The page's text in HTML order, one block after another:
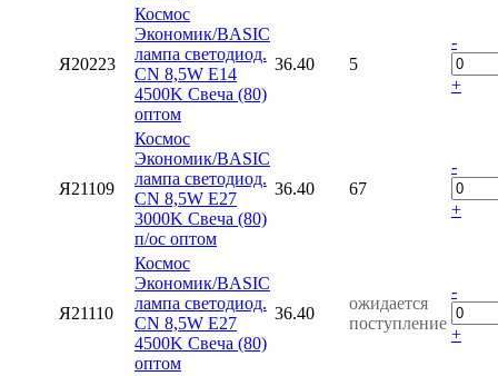
Я20223
Космос
Экономик/BASIC
лампа светодиод.
CN 8,5W E14
4500K Свеча (80)
оптом
36.40 5
-
+
Я21109
Космос
Экономик/BASIC
лампа светодиод.
CN 8,5W E27
3000K Свеча (80)
п/ос оптом
36.40 67
-
+
Я21110
Космос
Экономик/BASIC
лампа светодиод.
CN 8,5W E27
4500K Свеча (80)
оптом
36.40
ожидается
поступление
-
+